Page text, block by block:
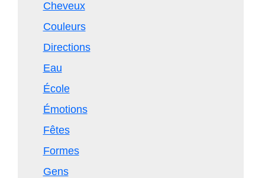
Cheveux
Couleurs
Directions
Eau
École
Émotions
Fêtes
Formes
Gens